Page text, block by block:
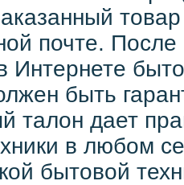
почте. После
Интернете
быть
талон дает
в любом
бытовой